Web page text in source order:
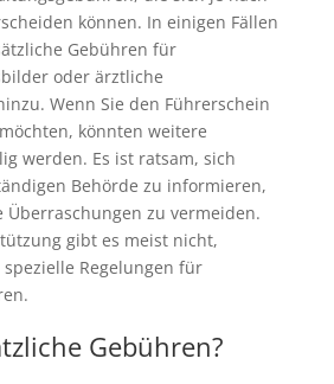
können. In einigen Fällen
Gebühren für
oder ärztliche
Wenn Sie den Führerschein
könnten weitere
werden. Es ist ratsam, sich
Behörde zu informieren,
Überraschungen zu vermeiden.
gibt es meist nicht,
Regelungen für
Gebühren?